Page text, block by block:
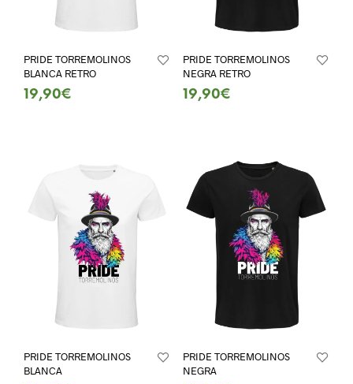
PRIDE TORREMOLINOS
BLANCA RETRO
19,90€
PRIDE TORREMOLINOS
NEGRA RETRO
19,90€
PRIDE TORREMOLINOS
BLANCA
PRIDE TORREMOLINOS
NEGRA